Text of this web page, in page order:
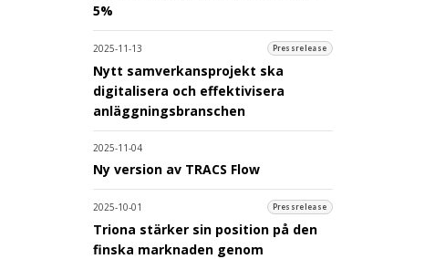
5%
2025-11-13 Pressrelease
Nytt samverkansprojekt ska
digitalisera och effektivisera
anläggningsbranschen
2025-11-04
Ny version av TRACS Flow
2025-10-01 Pressrelease
Triona stärker sin position på den
finska marknaden genom